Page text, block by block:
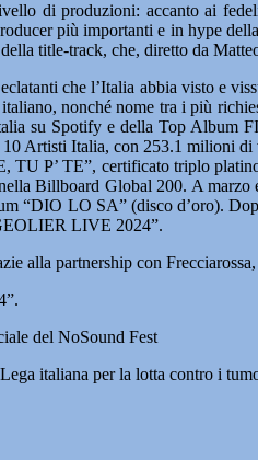
di produzioni: accanto ai
più importanti e in hype
title-track, che, diretto da
che l’Italia abbia visto e
nonché nome tra i più
su Spotify e della Top
Artisti Italia, con 253.1 milioni
TU P’ TE”, certificato triplo
Billboard Global 200. A
“DIO LO SA” (disco d’oro).
LIVE 2024”.
alla partnership con
del NoSound Fest
italiana per la lotta contro i